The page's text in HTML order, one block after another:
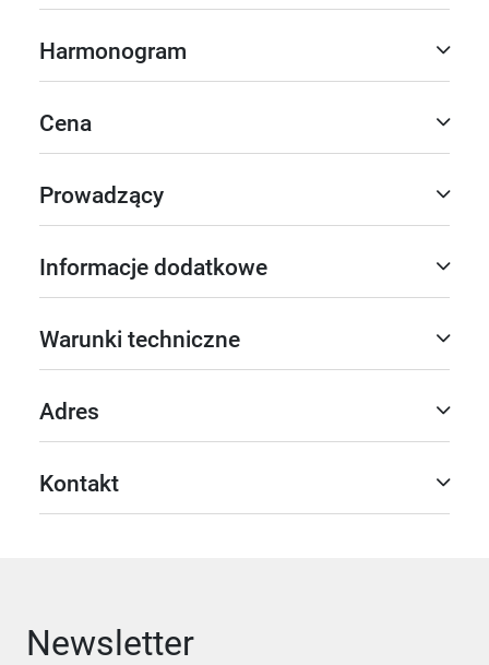
Harmonogram
Cena
Prowadzący
Informacje dodatkowe
Warunki techniczne
Adres
Kontakt
Newsletter